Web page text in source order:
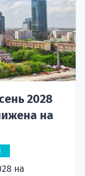
2028
на
на